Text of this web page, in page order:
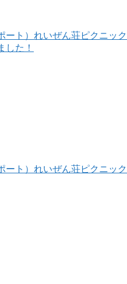
ート）れいぜん荘ピクニッ
した！
ート）れいぜん荘ピクニッ